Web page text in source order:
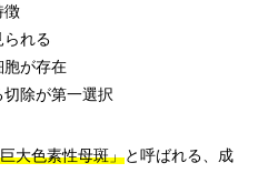
徴
れる
胞が存在
除が第一選択
大色素性母斑」と呼ばれる、成